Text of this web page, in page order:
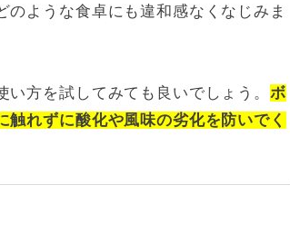
ような食卓にも違和感なくなじみま
方を試してみても良いでしょう。 ボ
触れずに酸化や風味の劣化を防いでく